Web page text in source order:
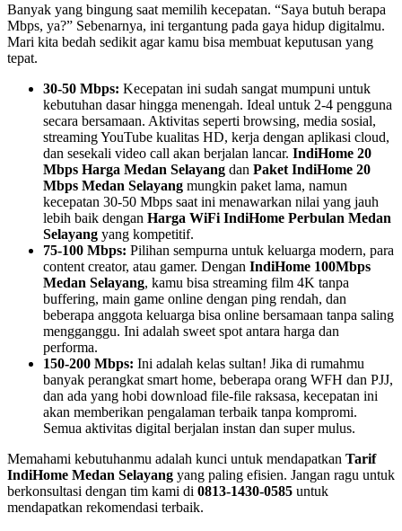
Banyak yang bingung saat memilih kecepatan. “Saya butuh berapa
Mbps, ya?” Sebenarnya, ini tergantung pada gaya hidup digitalmu.
Mari kita bedah sedikit agar kamu bisa membuat keputusan yang
tepat.
30-50 Mbps: Kecepatan ini sudah sangat mumpuni untuk
kebutuhan dasar hingga menengah. Ideal untuk 2-4 pengguna
secara bersamaan. Aktivitas seperti browsing, media sosial,
streaming YouTube kualitas HD, kerja dengan aplikasi cloud,
dan sesekali video call akan berjalan lancar. IndiHome 20
Mbps Harga Medan Selayang dan Paket IndiHome 20
Mbps Medan Selayang mungkin paket lama, namun
kecepatan 30-50 Mbps saat ini menawarkan nilai yang jauh
lebih baik dengan Harga WiFi IndiHome Perbulan Medan
Selayang yang kompetitif.
75-100 Mbps: Pilihan sempurna untuk keluarga modern, para
content creator, atau gamer. Dengan IndiHome 100Mbps
Medan Selayang, kamu bisa streaming film 4K tanpa
buffering, main game online dengan ping rendah, dan
beberapa anggota keluarga bisa online bersamaan tanpa saling
mengganggu. Ini adalah sweet spot antara harga dan
performa.
150-200 Mbps: Ini adalah kelas sultan! Jika di rumahmu
banyak perangkat smart home, beberapa orang WFH dan PJJ,
dan ada yang hobi download file-file raksasa, kecepatan ini
akan memberikan pengalaman terbaik tanpa kompromi.
Semua aktivitas digital berjalan instan dan super mulus.
Memahami kebutuhanmu adalah kunci untuk mendapatkan Tarif
IndiHome Medan Selayang yang paling efisien. Jangan ragu untuk
berkonsultasi dengan tim kami di 0813-1430-0585 untuk
mendapatkan rekomendasi terbaik.